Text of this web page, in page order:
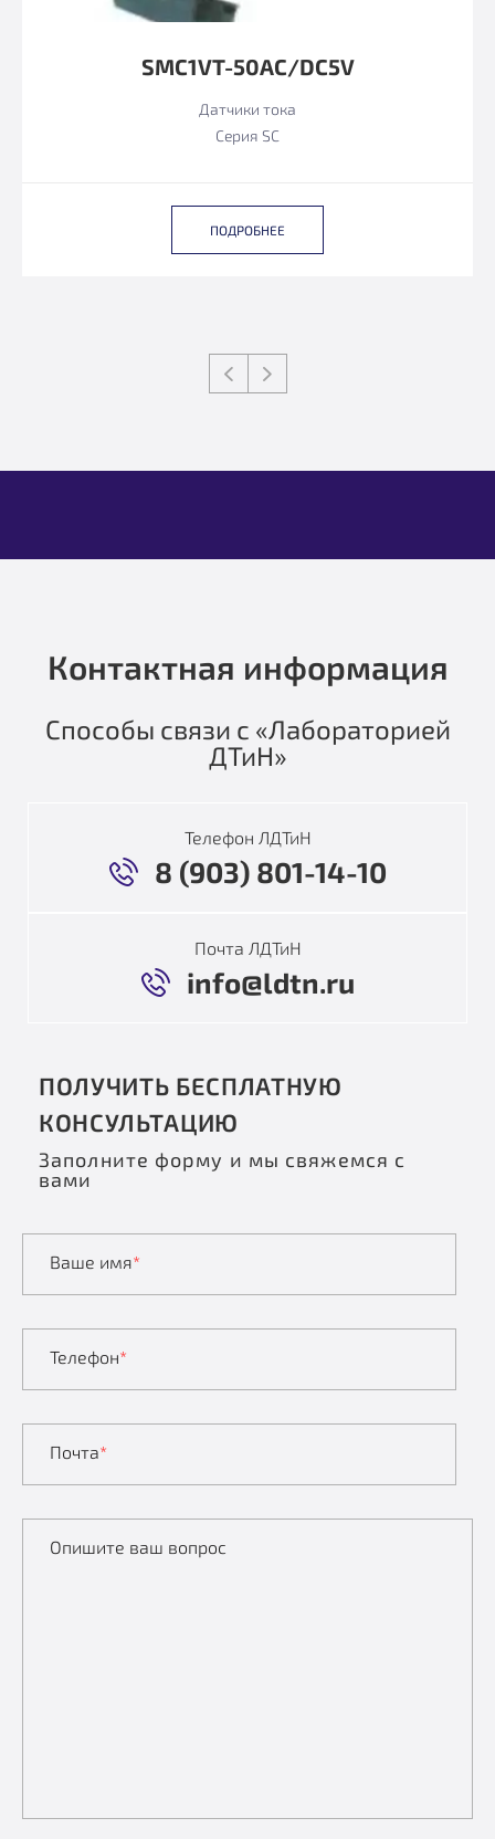
SMC1VT-50AC/DC5V
Датчики тока
Серия SC
ПОДРОБНЕЕ
Контактная информация
Способы связи с «Лабораторией
ДТиН»
Телефон ЛДТиН
8 (903) 801-14-10
Почта ЛДТиН
info@ldtn.ru
ПОЛУЧИТЬ БЕСПЛАТНУЮ
КОНСУЛЬТАЦИЮ
Заполните форму и мы свяжемся с
вами
Ваше имя*
Телефон*
Почта*
Опишите ваш вопрос